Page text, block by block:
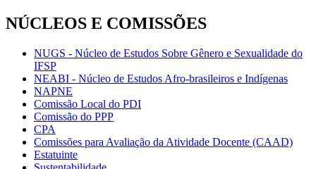
NÚCLEOS E COMISSÕES
NUGS - Núcleo de Estudos Sobre Gênero e Sexualidade do
IFSP
NEABI - Núcleo de Estudos Afro-brasileiros e Indígenas
NAPNE
Comissão Local do PDI
Comissão do PPP
CPA
Comissões para Avaliação da Atividade Docente (CAAD)
Estatuinte